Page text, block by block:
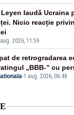
2026, 11:59
laudă Ucraina
Nicio reacție
-1 aug. 2026, 06:48
de retrogradarea
„BBB-” cu